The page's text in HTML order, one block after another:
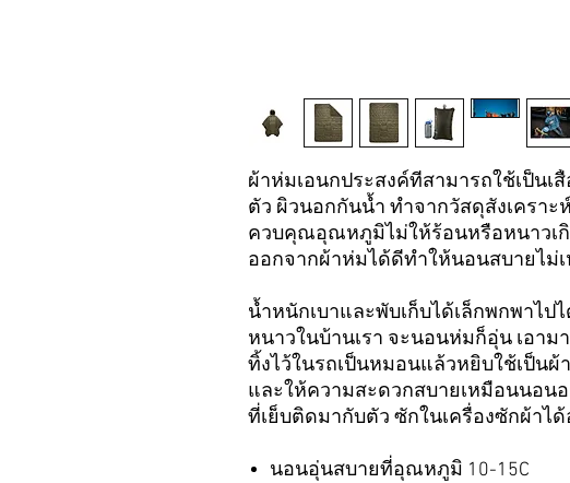
ผ้าห่มเอนกประสงค์ที่สามารถใช้เป็น
ตัว ผิวนอกกันน้ำ ทำจากวัสดุสังเคราะ
ควบคุณอุณหภูมิไม่ให้ร้อนหรือหนาวเ
ออกจากผ้าห่มได้ดีทำให้นอนสบายไม่
น้ำหนักเบาและพับเก็บได้เล็กพกพาไป
หนาวในบ้านเรา จะนอนห่มก็อุ่น เอา
ทิ้งไว้ในรถเป็นหมอนแล้วหยิบใช้เป็น
และให้ความสะดวกสบายเหมือนนอน
ที่เย็บติดมากับตัว ซักในเครื่องซักผ้าได้
นอนอุ่นสบายที่อุณหภูมิ 10-15C